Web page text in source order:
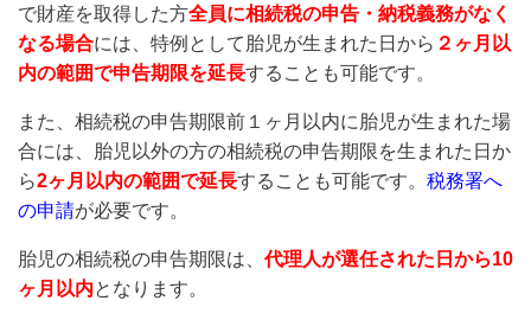
で財産を取得した方全員に相続税の申告・納税義務がなく
なる場合には、特例として胎児が生まれた日から ２ヶ月以
内の範囲で申告期限を延長することも可能です。
また、相続税の申告期限前１ヶ月以内に胎児が生まれた場
合には、胎児以外の方の相続税の申告期限を生まれた日か
ら2ヶ月以内の範囲で延長することも可能です。 税務署へ
の申請が必要です。
胎児の相続税の申告期限は、代理人が選任された日から10
ヶ月以内となります。